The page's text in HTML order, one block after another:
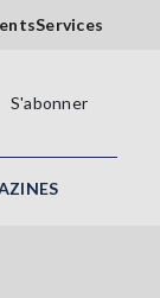
Services
S'abonner